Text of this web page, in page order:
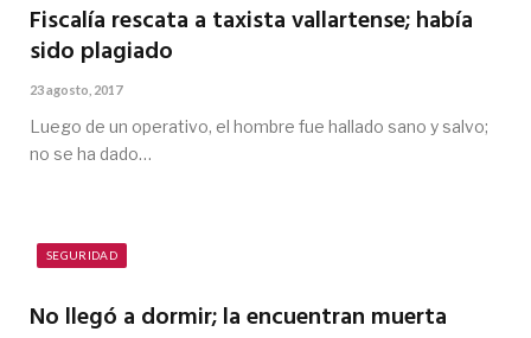
Fiscalía rescata a taxista vallartense; había
sido plagiado
23 agosto, 2017
Luego de un operativo, el hombre fue hallado sano y salvo;
no se ha dado…
SEGURIDAD
No llegó a dormir; la encuentran muerta